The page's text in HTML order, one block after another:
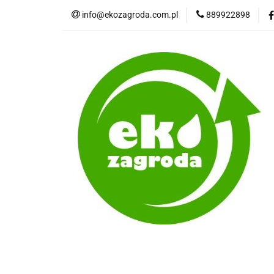
info@ekozagroda.com.pl 889922898